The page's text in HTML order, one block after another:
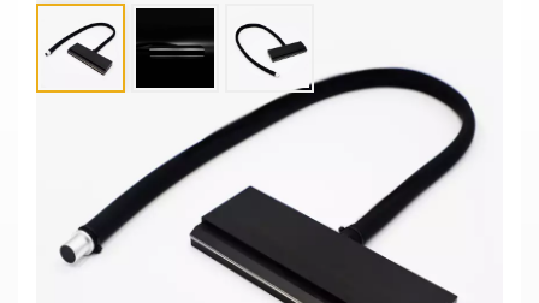
线形出光设计
高强度、无缝隙均匀的线形照明
可搭配柱面聚光透镜使用，将光强进一步提升